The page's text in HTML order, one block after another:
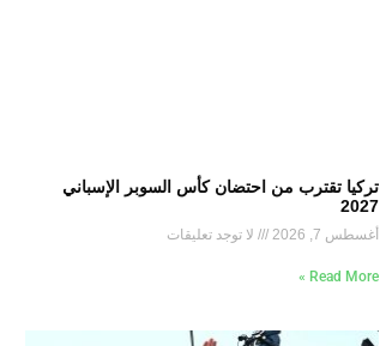
تركيا تقترب من احتضان كأس السوبر الإسباني
2027
أغسطس 7, 2026 لا توجد تعليقات
Read More »